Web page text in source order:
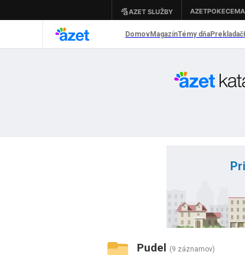
Pudel (9 záznamov)